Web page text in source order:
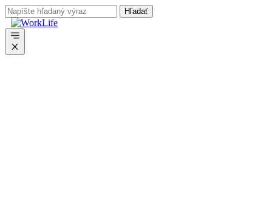
Preskočiť
na
obsah